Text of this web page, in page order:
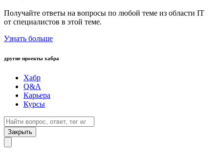
Получайте ответы на вопросы по любой теме из области IT
от специалистов в этой теме.
Узнать больше
другие проекты хабра
Хабр
Q&A
Карьера
Курсы
Закрыть